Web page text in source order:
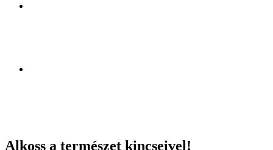
Alkoss a természet kincseivel!